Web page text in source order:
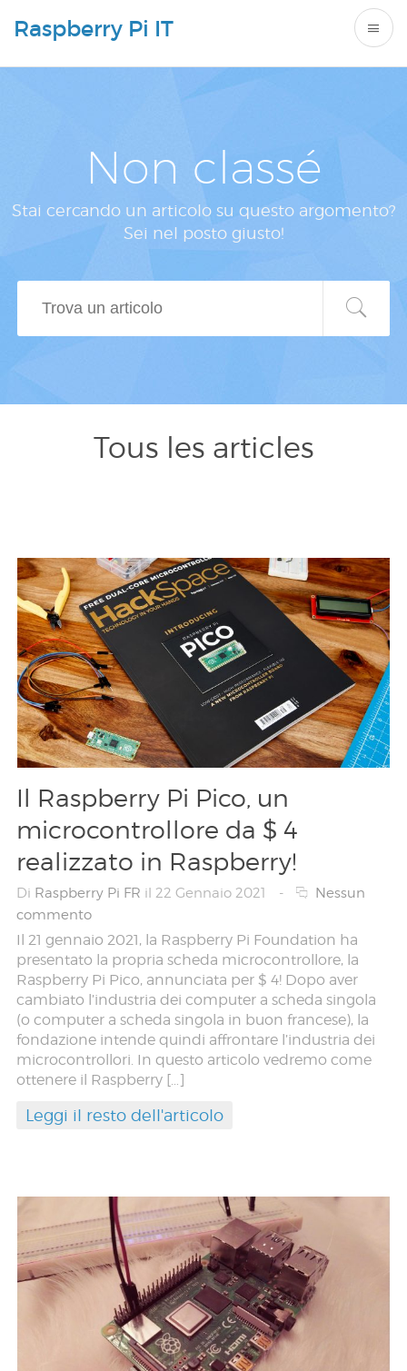
Raspberry Pi IT
Non classé
Stai cercando un articolo su questo argomento?
Sei nel posto giusto!
Tous les articles
Il Raspberry Pi Pico, un
microcontrollore da $ 4
realizzato in Raspberry!
Di Raspberry Pi FR il 22 Gennaio 2021 -
Nessun
commento
Il 21 gennaio 2021, la Raspberry Pi Foundation ha
presentato la propria scheda microcontrollore, la
Raspberry Pi Pico, annunciata per $ 4! Dopo aver
cambiato l’industria dei computer a scheda singola
(o computer a scheda singola in buon francese), la
fondazione intende quindi affrontare l’industria dei
microcontrollori. In questo articolo vedremo come
ottenere il Raspberry […]
Leggi il resto dell'articolo